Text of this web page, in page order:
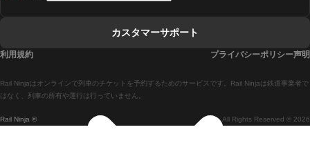
マドリードからセビリアまでの列車
マドリードからアリカンテまでの列車
Rail Ninja ® All Rights Reserved © 2026
Rail Ninjaはオンラインで列車のチケットを予約するためのサービスです。Rail Ninjaは鉄道事業者で
はなく、列車の所有や運行は行っていません。
カスタマーサポート
利用規約 プライバシーポリシー声明